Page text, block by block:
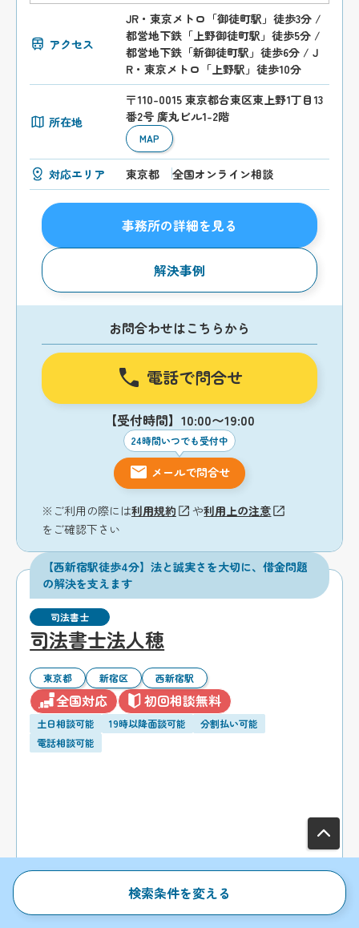
アクセス
JR・東京メトロ「御徒町駅」徒歩3分 /
都営地下鉄「上野御徒町駅」徒歩5分 /
都営地下鉄「新御徒町駅」徒歩6分 / J
R・東京メトロ「上野駅」徒歩10分
所在地
〒110-0015 東京都台東区東上野1丁目13
番2号 廣丸ビル1-2階
MAP
対応エリア 東京都 全国オンライン相談
事務所の詳細を見る
解決事例
お問合わせはこちらから
電話で問合せ
【受付時間】10:00〜19:00
24時間いつでも受付中
メールで問合せ
※ご利用の際には利用規約 や利用上の注意
をご確認下さい
【西新宿駅徒歩4分】法と誠実さを大切に、借金問題
の解決を支えます
司法書士
司法書士法人穂
東京都 新宿区 西新宿駅
全国対応 初回相談無料
土日相談可能 19時以降面談可能
分割払い可能
電話相談可能
検索条件を変える